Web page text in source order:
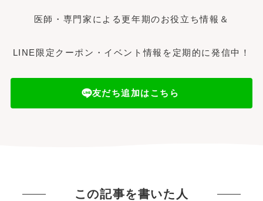
医師・専門家による更年期のお役立ち情報＆
LINE限定クーポン・イベント情報を定期的に発信中！
友だち追加はこちら
この記事を書いた人